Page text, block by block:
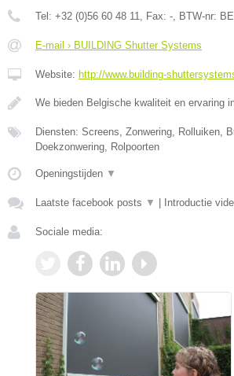
Tel: +32 (0)56 60 48 11 , Fax: - , BTW-nr:
E-mail › BUILDING Shutter Systems
Website: http://www.building-
We bieden Belgische kwaliteit en ervaring
Diensten: Screens, Zonwering, Rolluiken,
Doekzonwering, Rolpoorten
Openingstijden ▼
Laatste facebook posts ▼ Introductie
Sociale media: